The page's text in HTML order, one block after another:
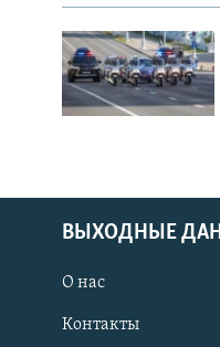
ВЫХОДНЫЕ
О нас
Контакты